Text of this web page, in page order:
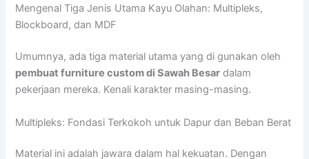
Mengenal Tiga Jenis Utama Kayu Olahan: Multipleks,
Blockboard, dan MDF
Umumnya, ada tiga material utama yang di gunakan oleh
pembuat furniture custom di Sawah Besar dalam
pekerjaan mereka. Kenali karakter masing-masing.
Multipleks: Fondasi Terkokoh untuk Dapur dan Beban Berat
Material ini adalah jawara dalam hal kekuatan. Dengan